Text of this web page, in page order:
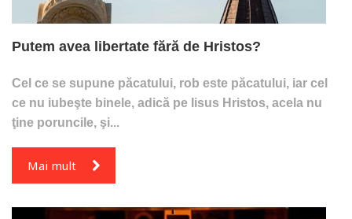
Putem avea libertate fără de Hristos?
Cel ce se supune păcatului, rob este păcatului, iar cel
ce nu iubeşte binele, adică pe Iisus Hristos, acela nu
ţine poruncile, şi...
Mai mult